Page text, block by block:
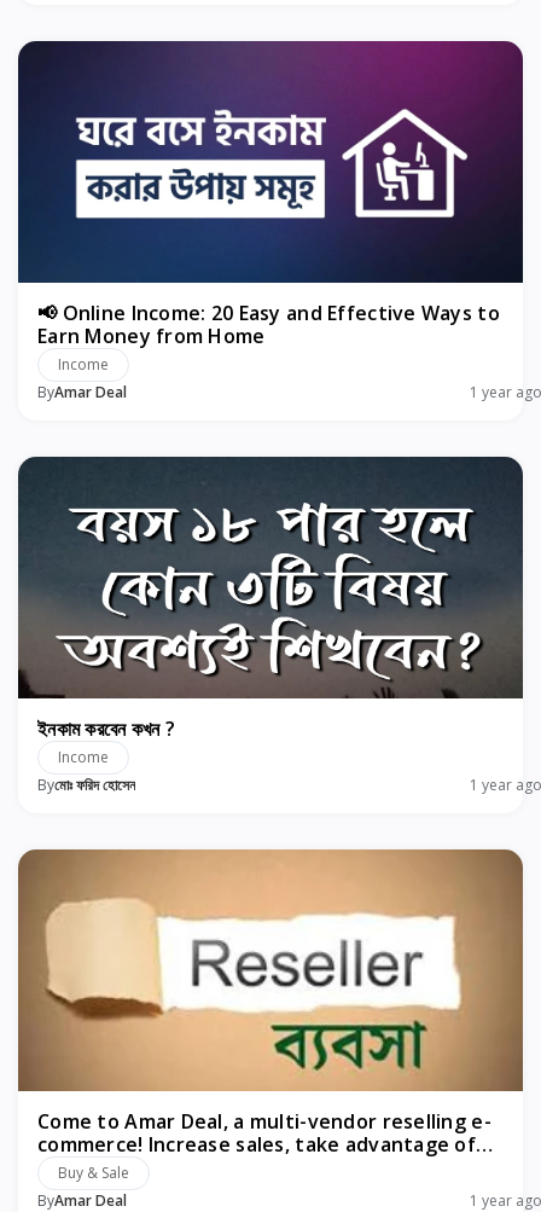
📢 Online Income: 20 Easy and Effective Ways to
Earn Money from Home
Income
ByAmar Deal 1 year ago
ইনকাম করবেন কখন ?
Income
Byমোঃ ফরিদ হোসেন 1 year ago
Come to Amar Deal, a multi-vendor reselling e-
commerce! Increase sales, take advantage of
profits!
Buy & Sale
ByAmar Deal 1 year ago